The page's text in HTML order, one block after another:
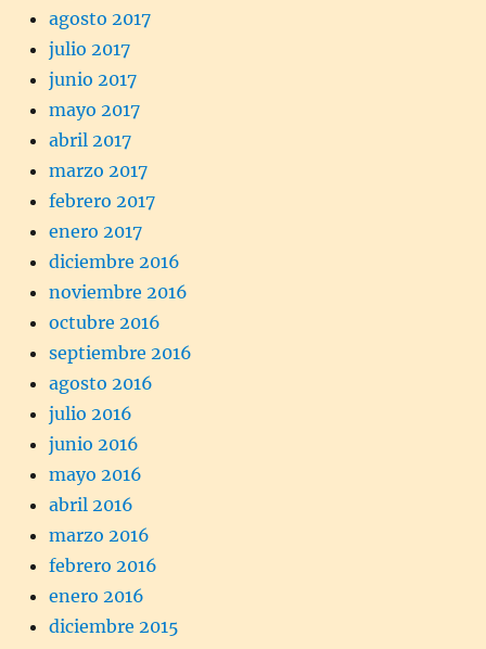
agosto 2017
julio 2017
junio 2017
mayo 2017
abril 2017
marzo 2017
febrero 2017
enero 2017
diciembre 2016
noviembre 2016
octubre 2016
septiembre 2016
agosto 2016
julio 2016
junio 2016
mayo 2016
abril 2016
marzo 2016
febrero 2016
enero 2016
diciembre 2015